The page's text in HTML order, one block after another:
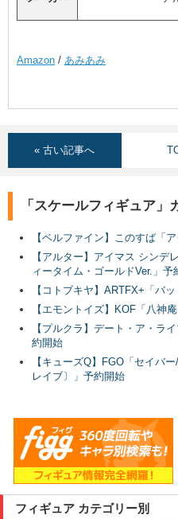
Amazon / あみあみ
« 古い記事へ
「スケールフィギュア」
【ベルファイン】このすば「
【アルター】アイマス シンデ
ィータイム・ゴールドVer.」予
【コトブキヤ】ARTFX+「バ
【エモントイズ】KOF「八神
【プルクラ】デート・ア・ラ
約開始
【キューズQ】FGO「セイバ
レイブ〕」予約開始
フィギュア カテゴリー別